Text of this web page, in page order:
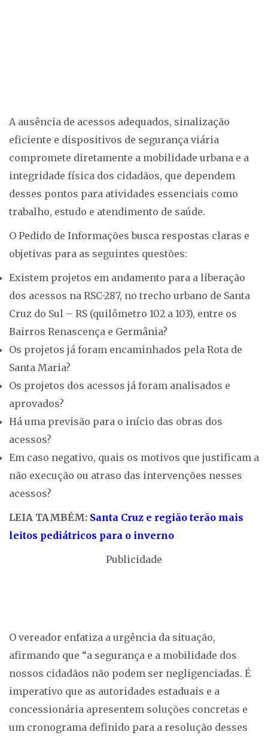
A ausência de acessos adequados, sinalização
eficiente e dispositivos de segurança viária
compromete diretamente a mobilidade urbana e a
integridade física dos cidadãos, que dependem
desses pontos para atividades essenciais como
trabalho, estudo e atendimento de saúde.
O Pedido de Informações busca respostas claras e
objetivas para as seguintes questões:
Existem projetos em andamento para a liberação
dos acessos na RSC-287, no trecho urbano de Santa
Cruz do Sul – RS (quilômetro 102 a 103), entre os
Bairros Renascença e Germânia?
Os projetos já foram encaminhados pela Rota de
Santa Maria?
Os projetos dos acessos já foram analisados e
aprovados?
Há uma previsão para o início das obras dos
acessos?
Em caso negativo, quais os motivos que justificam a
não execução ou atraso das intervenções nesses
acessos?
LEIA TAMBÉM: Santa Cruz e região terão mais
leitos pediátricos para o inverno
Publicidade
O vereador enfatiza a urgência da situação,
afirmando que “a segurança e a mobilidade dos
nossos cidadãos não podem ser negligenciadas. É
imperativo que as autoridades estaduais e a
concessionária apresentem soluções concretas e
um cronograma definido para a resolução desses